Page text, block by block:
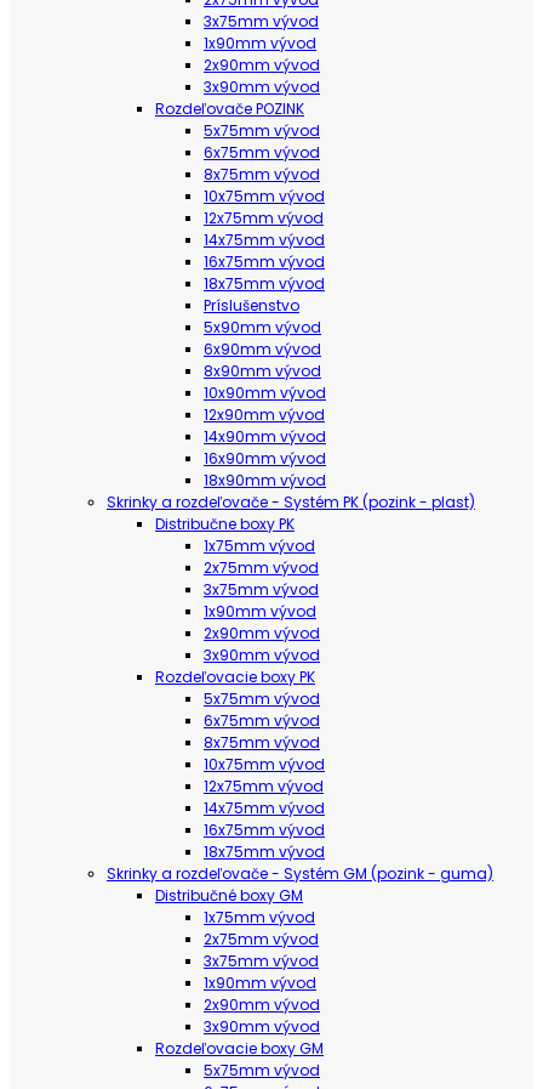
3x75mm vývod
1x90mm vývod
2x90mm vývod
3x90mm vývod
Rozdeľovače POZINK
5x75mm vývod
6x75mm vývod
8x75mm vývod
10x75mm vývod
12x75mm vývod
14x75mm vývod
16x75mm vývod
18x75mm vývod
Príslušenstvo
5x90mm vývod
6x90mm vývod
8x90mm vývod
10x90mm vývod
12x90mm vývod
14x90mm vývod
16x90mm vývod
18x90mm vývod
Skrinky a rozdeľovače - Systém PK (pozink - plast)
Distribučne boxy PK
1x75mm vývod
2x75mm vývod
3x75mm vývod
1x90mm vývod
2x90mm vývod
3x90mm vývod
Rozdeľovacie boxy PK
5x75mm vývod
6x75mm vývod
8x75mm vývod
10x75mm vývod
12x75mm vývod
14x75mm vývod
16x75mm vývod
18x75mm vývod
Skrinky a rozdeľovače - Systém GM (pozink - guma)
Distribučné boxy GM
1x75mm vývod
2x75mm vývod
3x75mm vývod
1x90mm vývod
2x90mm vývod
3x90mm vývod
Rozdeľovacie boxy GM
5x75mm vývod